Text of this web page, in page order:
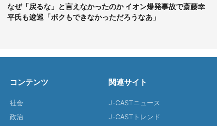
なぜ「戻るな」と言えなかったのか イオン爆発事故で斎藤幸
平氏も逡巡「ボクもできなかっただろうなあ」
コンテンツ
社会
政治
関連サイト
J-CASTニュース
J-CASTトレンド